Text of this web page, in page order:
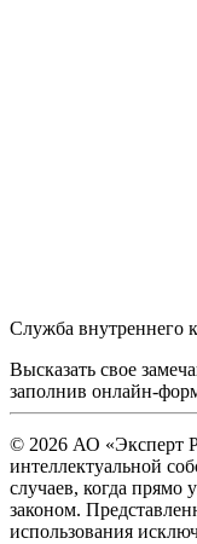
Служба внутреннего
Высказать свое
заполнив онлайн-
© 2026 АО «Эксперт
интеллектуальной
случаев, когда прямо
законом.
использования